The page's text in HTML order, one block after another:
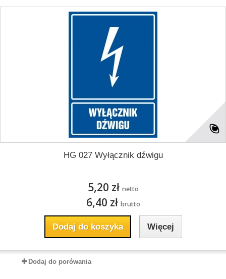
HG 027 Wyłącznik dźwigu
5,20 zł netto
6,40 zł brutto
Dodaj do koszyka Więcej
Dodaj do porówania